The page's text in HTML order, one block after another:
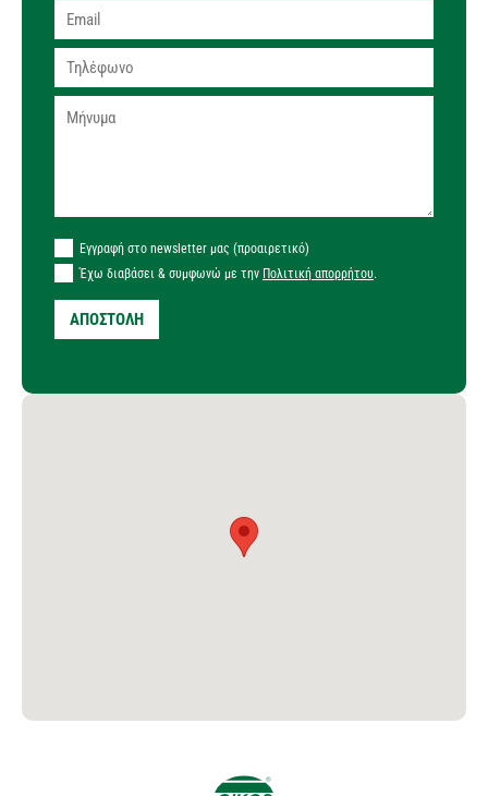
Εγγραφή στο newsletter μας (προαιρετικό)
Έχω διαβάσει & συμφωνώ με την Πολιτική απορρήτου.